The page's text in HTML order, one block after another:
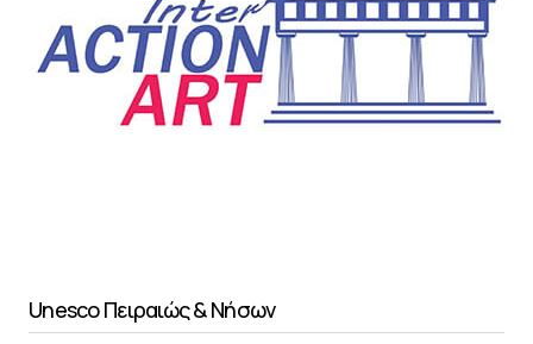
Unesco Πειραιώς & Νήσων